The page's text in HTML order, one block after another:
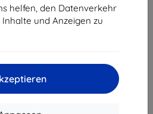
helfen, den Datenverkehr
und Anzeigen zu
1